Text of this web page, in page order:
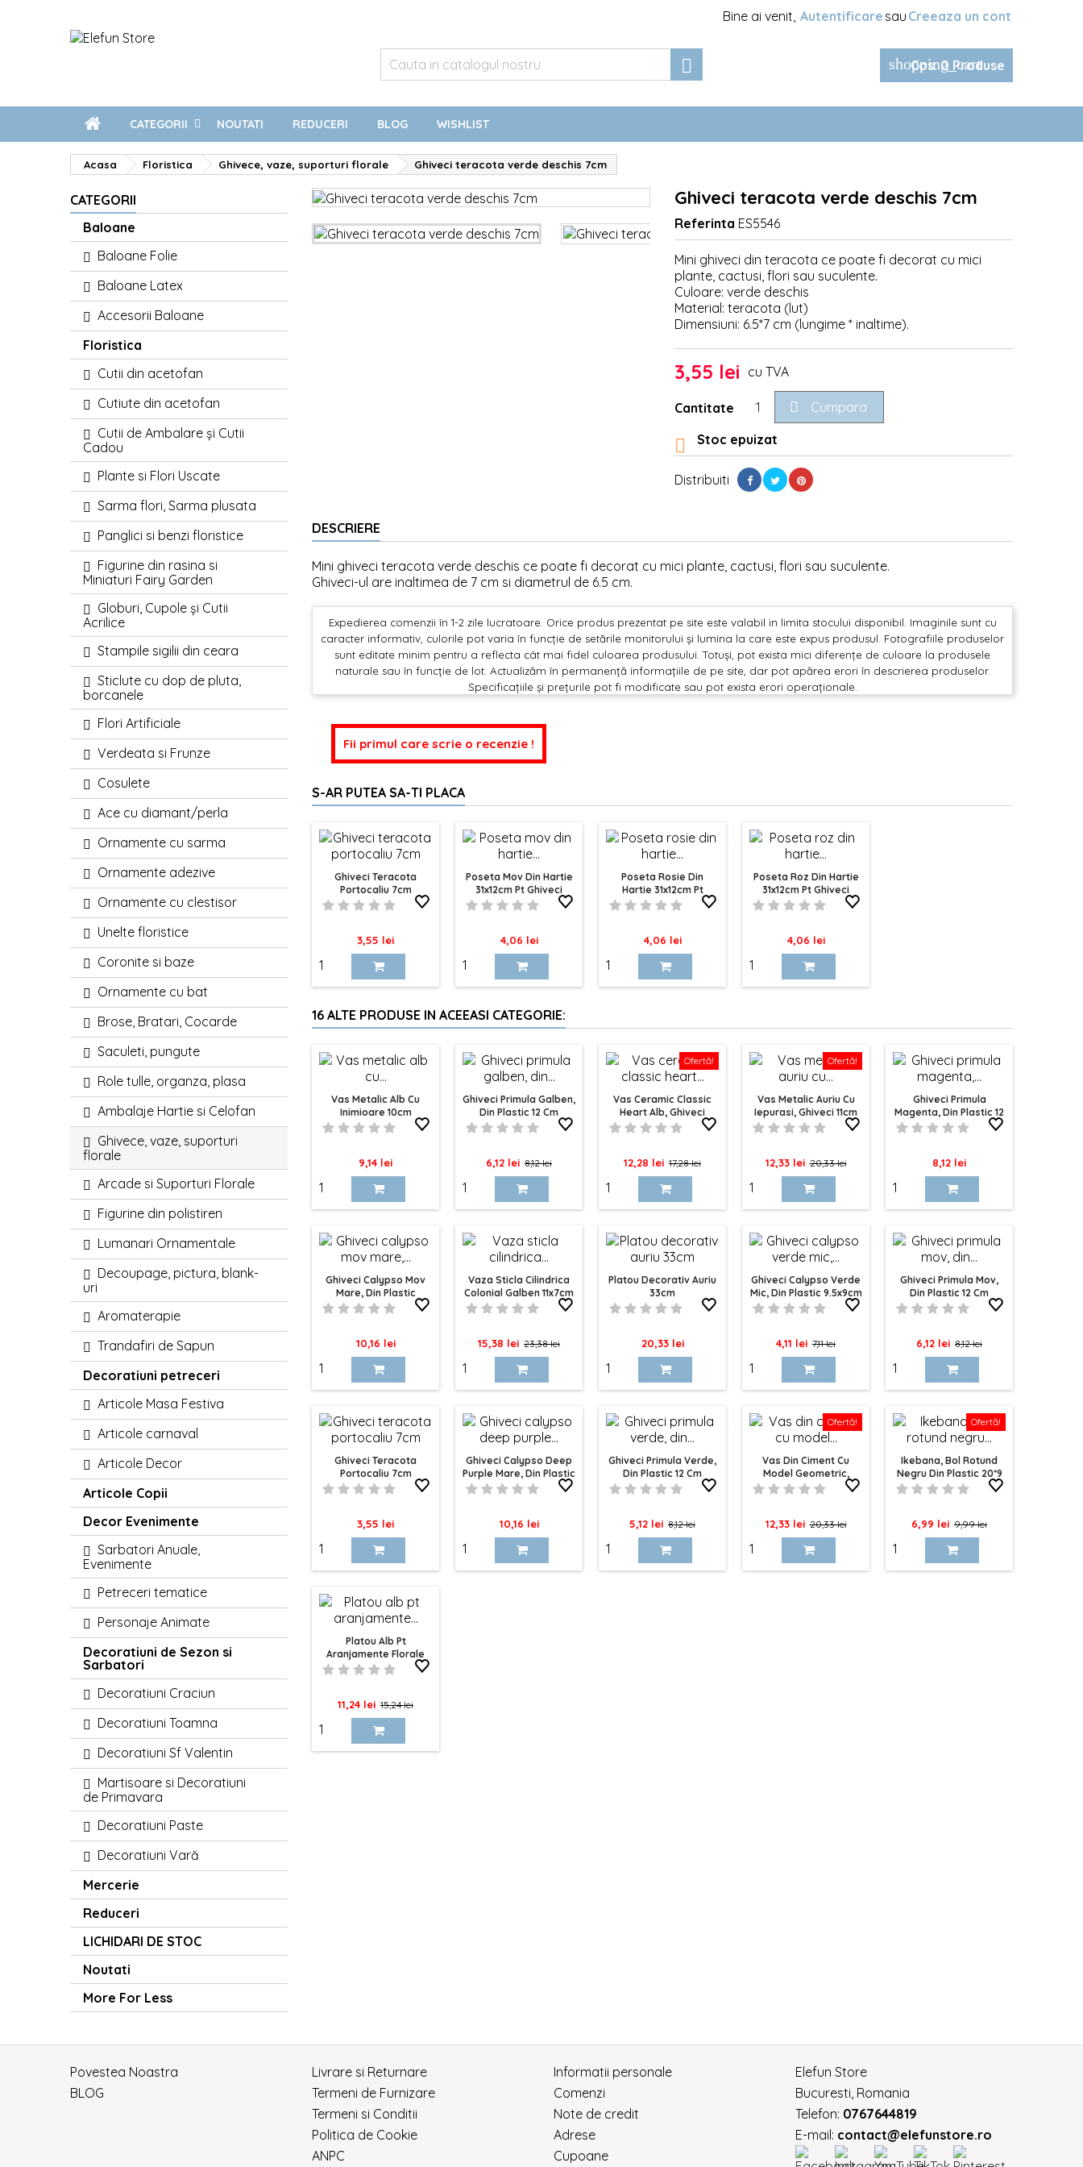
Bine ai venit, Autentificare sau Creeaza un cont
shopping_cart
Cos: 0 Produse

CATEGORII NOUTATI REDUCERI BLOG WISHLIST
Acasa Floristica Ghivece, vaze, suporturi florale Ghiveci teracota verde deschis 7cm
CATEGORII
Baloane
Baloane Folie
Baloane Latex
Accesorii Baloane
Floristica
Cutii din acetofan
Cutiute din acetofan
Cutii de Ambalare și Cutii
Cadou
Plante si Flori Uscate
Sarma flori, Sarma plusata
Panglici si benzi floristice
Figurine din rasina si
Miniaturi Fairy Garden
Globuri, Cupole și Cutii
Acrilice
Stampile sigilii din ceara
Sticlute cu dop de pluta,
borcanele
Flori Artificiale
Verdeata si Frunze
Cosulete
Ace cu diamant/perla
Ornamente cu sarma
Ornamente adezive
Ornamente cu clestisor
Unelte floristice
Coronite si baze
Ornamente cu bat
Brose, Bratari, Cocarde
Saculeti, pungute
Role tulle, organza, plasa
Ambalaje Hartie si Celofan
Ghivece, vaze, suporturi
florale
Arcade si Suporturi Florale
Figurine din polistiren
Lumanari Ornamentale
Decoupage, pictura, blank-
uri
Aromaterapie
Trandafiri de Sapun
Decoratiuni petreceri
Articole Masa Festiva
Articole carnaval
Articole Decor
Articole Copii
Decor Evenimente
Sarbatori Anuale,
Evenimente
Petreceri tematice
Personaje Animate
Decoratiuni de Sezon si
Sarbatori
Decoratiuni Craciun
Decoratiuni Toamna
Decoratiuni Sf Valentin
Martisoare si Decoratiuni
de Primavara
Decoratiuni Paste
Decoratiuni Vară
Mercerie
Reduceri
LICHIDARI DE STOC
Noutati
More For Less
Ghiveci teracota verde deschis 7cm
Referinta ES5546
Mini ghiveci din teracota ce poate fi decorat cu mici
plante, cactusi, flori sau suculente.
Culoare: verde deschis
Material: teracota (lut)
Dimensiuni: 6.5*7 cm (lungime * inaltime).
3,55 lei cu TVA
Cantitate  Cumpara
 Stoc epuizat
Distribuiti
DESCRIERE
Mini ghiveci teracota verde deschis ce poate fi decorat cu mici plante, cactusi, flori sau suculente.
Ghiveci-ul are inaltimea de 7 cm si diametrul de 6.5 cm.
Expedierea comenzii în 1-2 zile lucratoare. Orice produs prezentat pe site este valabil in limita stocului disponibil. Imaginile sunt cu
caracter informativ, culorile pot varia în funcție de setările monitorului și lumina la care este expus produsul. Fotografiile produselor
sunt editate minim pentru a reflecta cât mai fidel culoarea produsului. Totuși, pot exista mici diferențe de culoare la produsele
naturale sau în funcție de lot. Actualizăm în permanență informațiile de pe site, dar pot apărea erori în descrierea produselor.
Specificațiile și prețurile pot fi modificate sau pot exista erori operaționale.
Fii primul care scrie o recenzie !
S-AR PUTEA SA-TI PLACA
Ghiveci Teracota
Portocaliu 7cm
Pret
3,55 lei
Poseta Mov Din Hartie
31x12cm Pt Ghiveci
Pret
4,06 lei
Poseta Rosie Din
Hartie 31x12cm Pt
Ghiveci
Pret
4,06 lei
Poseta Roz Din Hartie
31x12cm Pt Ghiveci
Pret
4,06 lei
16 ALTE PRODUSE IN ACEEASI CATEGORIE:
Vas Metalic Alb Cu
Inimioare 10cm
Pret
9,14 lei
Ghiveci Primula Galben,
Din Plastic 12 Cm
Pret
6,12 lei Pret
de
baza
8,12 lei
Ofertă!
Vas Ceramic Classic
Heart Alb, Ghiveci
7.5cm
Pret
12,28 lei Pret
de
baza
17,28 lei
Ofertă!
Vas Metalic Auriu Cu
Iepurasi, Ghiveci 11cm
Pret
12,33 lei Pret
de
baza
20,33 lei
Ghiveci Primula
Magenta, Din Plastic 12
Cm
Pret
8,12 lei
Ghiveci Calypso Mov
Mare, Din Plastic
12x11cm
Pret
10,16 lei
Vaza Sticla Cilindrica
Colonial Galben 11x7cm
Pret
15,38 lei Pret
de
baza
23,38 lei
Platou Decorativ Auriu
33cm
Pret
20,33 lei
Ghiveci Calypso Verde
Mic, Din Plastic 9.5x9cm
Pret
4,11 lei Pret
de
baza
7,11 lei
Ghiveci Primula Mov,
Din Plastic 12 Cm
Pret
6,12 lei Pret
de
baza
8,12 lei
Ghiveci Teracota
Portocaliu 7cm
Pret
3,55 lei
Ghiveci Calypso Deep
Purple Mare, Din Plastic
12x11cm
Pret
10,16 lei
Ghiveci Primula Verde,
Din Plastic 12 Cm
Pret
5,12 lei Pret
de
baza
8,12 lei
Ofertă!
Vas Din Ciment Cu
Model Geometric,
Ghiveci 7.5cm
Pret
12,33 lei Pret
de
baza
20,33 lei
Ofertă!
Ikebana, Bol Rotund
Negru Din Plastic 20*9
Cm
Pret
6,99 lei Pret
de
baza
9,99 lei
Platou Alb Pt
Aranjamente Florale
22cm
Pret
11,24 lei Pret
de
baza
15,24 lei
Povestea Noastra
BLOG
Livrare si Returnare
Termeni de Furnizare
Termeni si Conditii
Politica de Cookie
ANPC
Informatii personale
Comenzi
Note de credit
Adrese
Cupoane
Elefun Store
Bucuresti, Romania
Telefon: 0767644819
E-mail: contact@elefunstore.ro